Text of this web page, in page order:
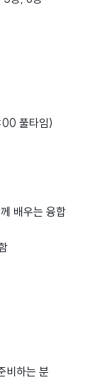
풀타임)
배우는 융합
비하는 분